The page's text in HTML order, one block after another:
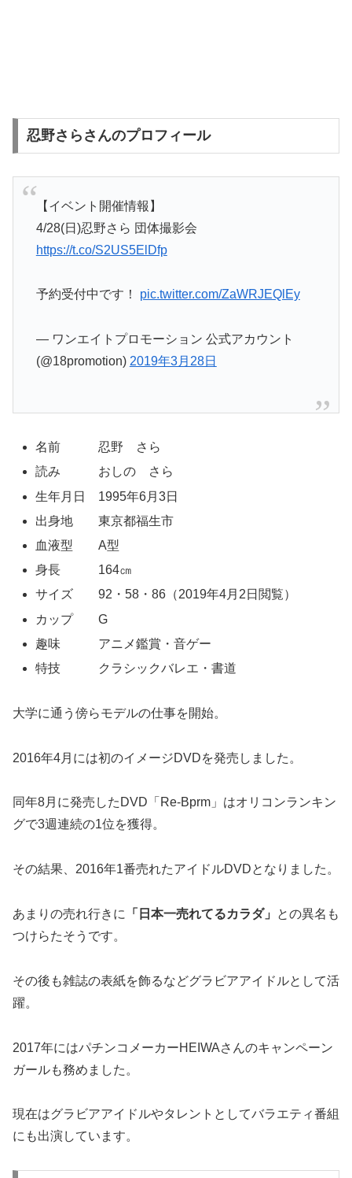
忍野さらさんのプロフィール
【イベント開催情報】
4/28(日)忍野さら 団体撮影会
https://t.co/S2US5ElDfp
予約受付中です！ pic.twitter.com/ZaWRJEQlEy
— ワンエイトプロモーション 公式アカウント
(@18promotion) 2019年3月28日
名前 忍野 さら
読み おしの さら
生年月日 1995年6月3日
出身地 東京都福生市
血液型 A型
身長 164㎝
サイズ 92・58・86（2019年4月2日閲覧）
カップ G
趣味 アニメ鑑賞・音ゲー
特技 クラシックバレエ・書道
大学に通う傍らモデルの仕事を開始。
2016年4月には初のイメージDVDを発売しました。
同年8月に発売したDVD「Re-Bprm」はオリコンランキン
グで3週連続の1位を獲得。
その結果、2016年1番売れたアイドルDVDとなりました。
あまりの売れ行きに 「日本一売れてるカラダ」
との異名も
つけらたそうです。
その後も雑誌の表紙を飾るなどグラビアアイドルとして活
躍。
2017年にはパチンコメーカーHEIWAさんのキャンペーン
ガールも務めました。
現在はグラビアアイドルやタレントとしてバラエティ番組
にも出演しています。